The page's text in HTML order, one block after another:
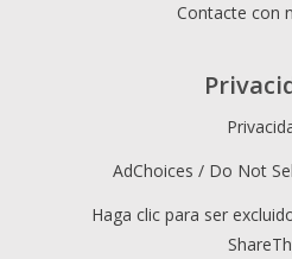
Contacte con
AdChoices / Do Not
Haga clic para ser